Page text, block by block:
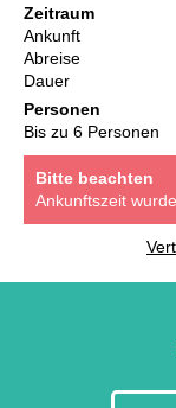
Zeitraum
Ankunft
Abreise
Dauer
Personen
Bis zu 6 Personen
Bitte beachten
Ankunftszeit